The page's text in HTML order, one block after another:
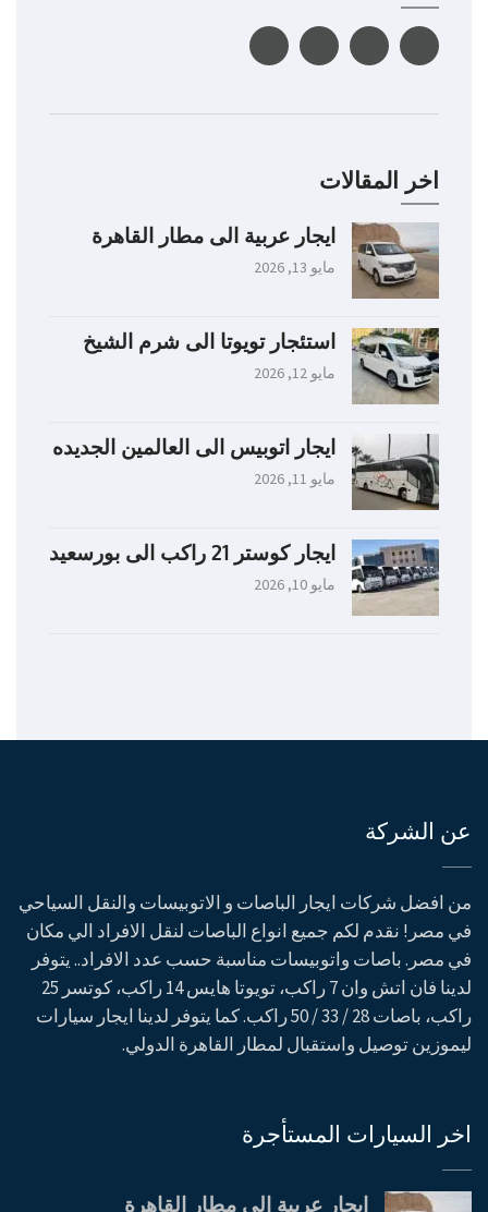
اخر المقالات
ايجار عربية الى مطار القاهرة
مايو 13, 2026
استئجار تويوتا الى شرم الشيخ
مايو 12, 2026
ايجار اتوبيس الى العالمين الجديده
مايو 11, 2026
ايجار كوستر 21 راكب الى بورسعيد
مايو 10, 2026
عن الشركة
من افضل شركات ايجار الباصات و الاتوبيسات والنقل السياحي
في مصر! نقدم لكم جميع انواع الباصات لنقل الافراد الي مكان
في مصر. باصات واتوبيسات مناسبة حسب عدد الافراد.. يتوفر
لدينا فان اتش وان 7 راكب، تويوتا هايس 14 راكب، كوتسر 25
راكب، باصات 28 / 33 / 50 راكب. كما يتوفر لدينا ايجار سيارات
ليموزين توصيل واستقبال لمطار القاهرة الدولي.
اخر السيارات المستأجرة
ايجار عربية الى مطار القاهرة